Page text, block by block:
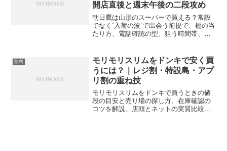
開店直後と週末午後の二段攻め
朝日鷹は山形のスーパーで買える？常設
でなく“入荷の波”で出会う前提で、棚の当
たり方、電話確認の型、狙う時間帯、本
飲料
モリモリスリムをドンキで安く買
うには？｜レジ割・特設島・アプ
リ割の重ね技
モリモリスリムをドンキで買うときの値
段の目安と売り場の探し方、在庫確認の
コツを解説。店頭とネットの実質比較、